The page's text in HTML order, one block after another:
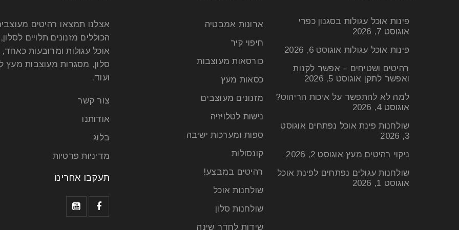
אצלנו תמצאו רהיטים
הכוללים מזנונים תלויים
אוכל עגולות ומרובעות
סלון, מסגרות מעוצבות מעץ
ועוד.
צור קשר
אודותנו
בלוג
מדיניות פרטיות
תעקבו אחרינו
ארונות אמבטיה
חיפוי קיר
כורסאות מעוצבות
כסאות מעץ
מזנונים מעוצבים
נישות לטלויזיה
ספות ומערכות ישיבה
קונסולות
רהיטים במבצע!
שולחנות אוכל
שולחנות סלון
שידות לחדר שינה
פינות אוכל עגולות בסגנון כפרי
אוגוסט 7, 2026
פינות אוכל עגולות אוגוסט 6, 2026
רהיטים ושטיחים – אפשר לקנות
ואפשר לתקן אוגוסט 5, 2026
למה לא להתפשר על איכות הריהוט?
אוגוסט 4, 2026
שולחנות פינת אוכל נפתחים אוגוסט
3, 2026
ניקוי רהיטים מעץ אוגוסט 2, 2026
שולחנות עגולים נפתחים לפינת אוכל
אוגוסט 1, 2026